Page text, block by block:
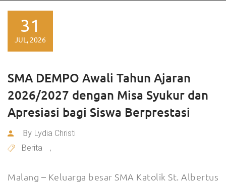
31
JUL, 2026
SMA DEMPO Awali Tahun Ajaran
2026/2027 dengan Misa Syukur dan
Apresiasi bagi Siswa Berprestasi
By Lydia Christi
Berita
,
Malang – Keluarga besar SMA Katolik St. Albertus